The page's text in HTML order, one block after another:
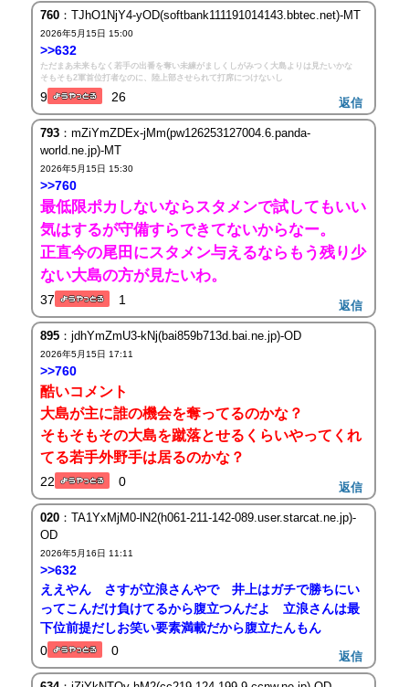
760：TJhO1NjY4-yOD(softbank111191014143.bbtec.net)-MT
2026年5月15日 15:00
>>632
ただまあ未来もなく若手の出番を奪い未練がましくしがみつく大島よりは見たいかな
そもそも2軍首位打者なのに、陸上部させられて打席につけないし
9 26 返信
793：mZiYmZDEx-jMm(pw126253127004.6.panda-
world.ne.jp)-MT
2026年5月15日 15:30
>>760
最低限ポカしないならスタメンで試してもいい
気はするが守備すらできてないからなー。
正直今の尾田にスタメン与えるならもう残り少
ない大島の方が見たいわ。
37 1 返信
895：jdhYmZmU3-kNj(bai859b713d.bai.ne.jp)-OD
2026年5月15日 17:11
>>760
酷いコメント
大島が主に誰の機会を奪ってるのかな？
そもそもその大島を蹴落とせるくらいやってくれ
てる若手外野手は居るのかな？
22 0 返信
020：TA1YxMjM0-lN2(h061-211-142-089.user.starcat.ne.jp)-
OD
2026年5月16日 11:11
>>632
ええやん さすが立浪さんやで 井上はガチで勝ちにい
ってこんだけ負けてるから腹立つんだよ 立浪さんは最
下位前提だしお笑い要素満載だから腹立たんもん
0
0 返信